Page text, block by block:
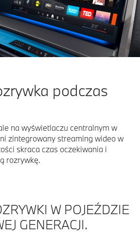
podczas
na wyświetlaczu centralnym w
zintegrowany streaming wideo w
skraca czas oczekiwania i
rozrywkę.
W POJEŹDZIE
GENERACJI.